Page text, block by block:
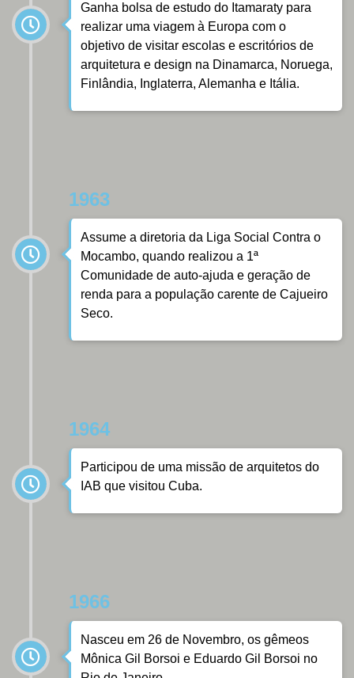
Ganha bolsa de estudo do Itamaraty para
realizar uma viagem à Europa com o
objetivo de visitar escolas e escritórios de
arquitetura e design na Dinamarca, Noruega,
Finlândia, Inglaterra, Alemanha e Itália.
1963
Assume a diretoria da Liga Social Contra o
Mocambo, quando realizou a 1ª
Comunidade de auto-ajuda e geração de
renda para a população carente de Cajueiro
Seco.
1964
Participou de uma missão de arquitetos do
IAB que visitou Cuba.
1966
Nasceu em 26 de Novembro, os gêmeos
Mônica Gil Borsoi e Eduardo Gil Borsoi no